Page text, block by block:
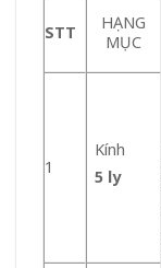
STT
HẠNG
MỤC
1
Kính
5 ly